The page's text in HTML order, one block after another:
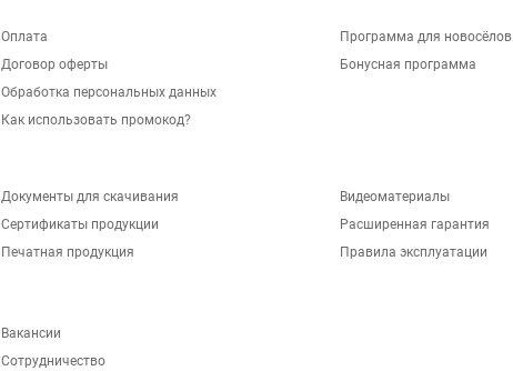
Оплата
Договор оферты
Обработка персональных данных
Как использовать промокод?
Программа для новосёлов
Бонусная программа
Документы для скачивания
Сертификаты продукции
Печатная продукция
Видеоматериалы
Расширенная гарантия
Правила эксплуатации
Вакансии
Сотрудничество